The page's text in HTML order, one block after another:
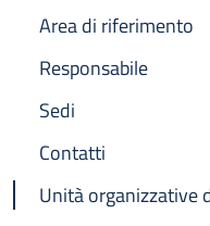
Area di riferimento
Responsabile
Sedi
Contatti
Unità organizzative